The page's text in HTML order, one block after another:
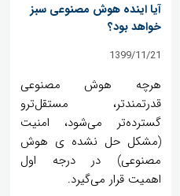
آیا اینده هوش مصنوعی سبز
خواهد بود؟
1399/11/21
هرچه هوش مصنوعی
قدرتمندتر، مستقل‌ترو
گسترده‌تر می‌شود، امنیت
(مشکل حل نشده ی هوش
مصنوعی) در درجه اول
اهمیت قرار می‌گیرد.